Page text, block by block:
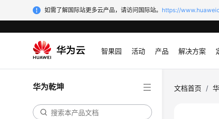
如需了解国际站更多云产品，请访问国际站。 https://
智果园 活动 产品 解决方案
华为乾坤 文档首页 /